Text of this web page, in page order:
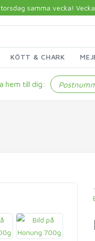
samma vecka!
KÖTT & CHARK
hem till dig: